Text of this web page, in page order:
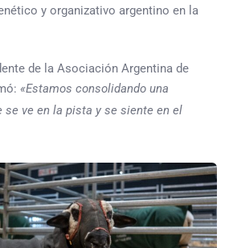
y organizativo argentino en la
de la Asociación Argentina de
«Estamos consolidando una
se ve en la pista y se siente en el